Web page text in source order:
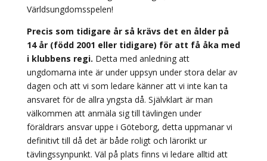
Världsungdomsspelen!
Precis som tidigare år så krävs det en ålder på
14 år (född 2001 eller tidigare) för att få åka med
i klubbens regi. Detta med anledning att
ungdomarna inte är under uppsyn under stora delar av
dagen och att vi som ledare känner att vi inte kan ta
ansvaret för de allra yngsta då. Självklart är man
välkommen att anmäla sig till tävlingen under
föräldrars ansvar uppe i Göteborg, detta uppmanar vi
definitivt till då det är både roligt och lärorikt ur
tävlingssynpunkt. Väl på plats finns vi ledare alltid att